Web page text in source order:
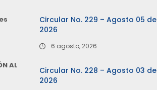
AL
Circular No. 229 – Agosto 05 de
2026
6 agosto, 2026
Circular No. 228 – Agosto 03 de
2026